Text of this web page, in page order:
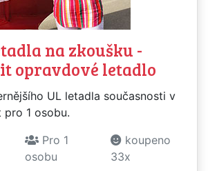
na zkoušku -
opravdové letadlo
UL letadla současnosti v
1 osobu.
Pro 1
osobu
koupeno
33x